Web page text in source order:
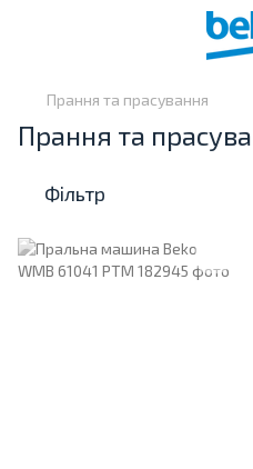
Прання та прасування
Прання та
Фільтр